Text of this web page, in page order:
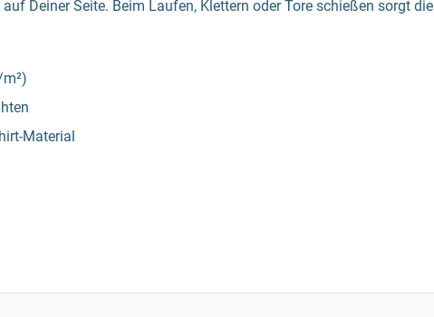
Deiner Seite. Beim Laufen, Klettern oder Tore schießen sorgt
Material